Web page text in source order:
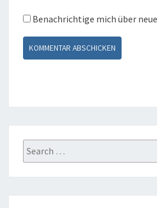
Benachrichtige mich über
Search
for: